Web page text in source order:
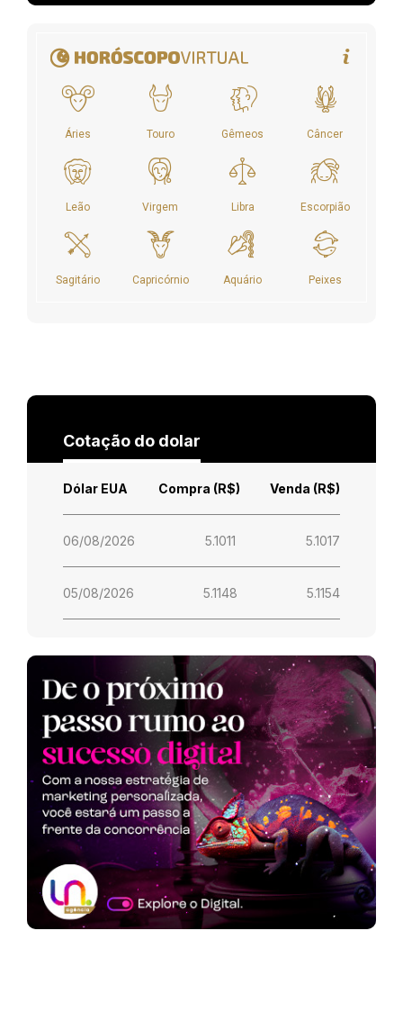
Cotação do dolar
Dólar EUA Compra (R$) Venda (R$)
06/08/2026 5.1011 5.1017
05/08/2026 5.1148 5.1154